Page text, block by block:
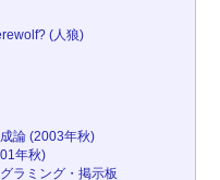
(人狼)
論 (2003年秋)
年秋)
ラミング・掲示板